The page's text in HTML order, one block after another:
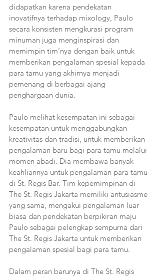
didapatkan karena pendekatan
inovatifnya terhadap mixology, Paulo
secara konsisten mengkurasi program
minuman juga menginspirasi dan
memimpin tim’nya dengan baik untuk
memberikan pengalaman spesial kepada
para tamu yang akhirnya menjadi
pemenang di berbagai ajang
penghargaan dunia.
Paulo melihat kesempatan ini sebagai
kesempatan untuk menggabungkan
kreativitas dan tradisi, untuk memberikan
pengalaman baru bagi para tamu melalui
momen abadi. Dia membawa banyak
keahliannya untuk pengalaman para tamu
di St. Regis Bar. Tim kepemimpinan di
The St. Regis Jakarta memiliki antusiasme
yang sama, mengakui pengalaman luar
biasa dan pendekatan berpikiran maju
Paulo sebagai pelengkap sempurna dari
The St. Regis Jakarta untuk memberikan
pengalaman spesial bagi para tamu.
Dalam peran barunya di The St. Regis